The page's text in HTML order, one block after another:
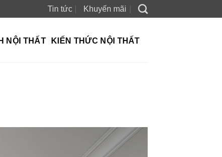
Tin tức Khuyến mãi
NỘI THẤT KIẾN THỨC NỘI THẤT